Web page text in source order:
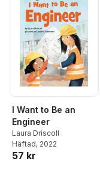
I Want to Be an
Engineer
Laura Driscoll
Häftad, 2022
57 kr